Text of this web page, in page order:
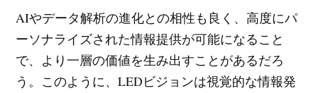
AIやデータ解析の進化との相性も良く、高度にパ
ーソナライズされた情報提供が可能になること
で、より一層の価値を生み出すことがあるだろ
う。このように、LEDビジョンは視覚的な情報発